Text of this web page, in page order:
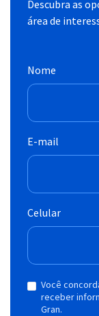
Descubra as
área de
Nome
E-mail
Celular
Você
receber
Gran.